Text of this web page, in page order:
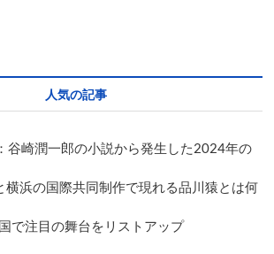
人気の記事
谷崎潤一郎の小説から発生した2024年の
横浜の国際共同制作で現れる品川猿とは何
で注目の舞台をリストアップ